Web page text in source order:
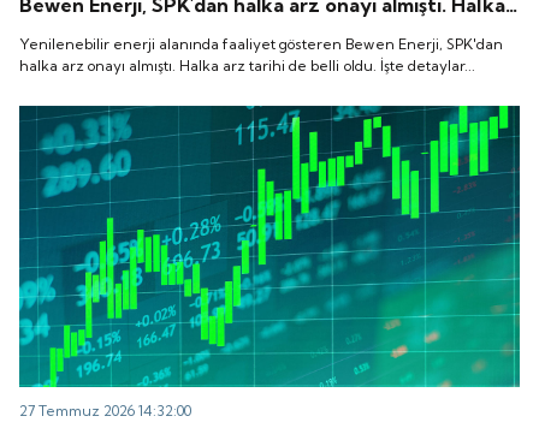
arz tarihi de belli oldu. İşte detaylar...
Yenilenebilir enerji alanında faaliyet gösteren Bewen Enerji, SPK'dan
halka arz onayı almıştı. Halka arz tarihi de belli oldu. İşte detaylar...
27 Temmuz 2026 14:32:00